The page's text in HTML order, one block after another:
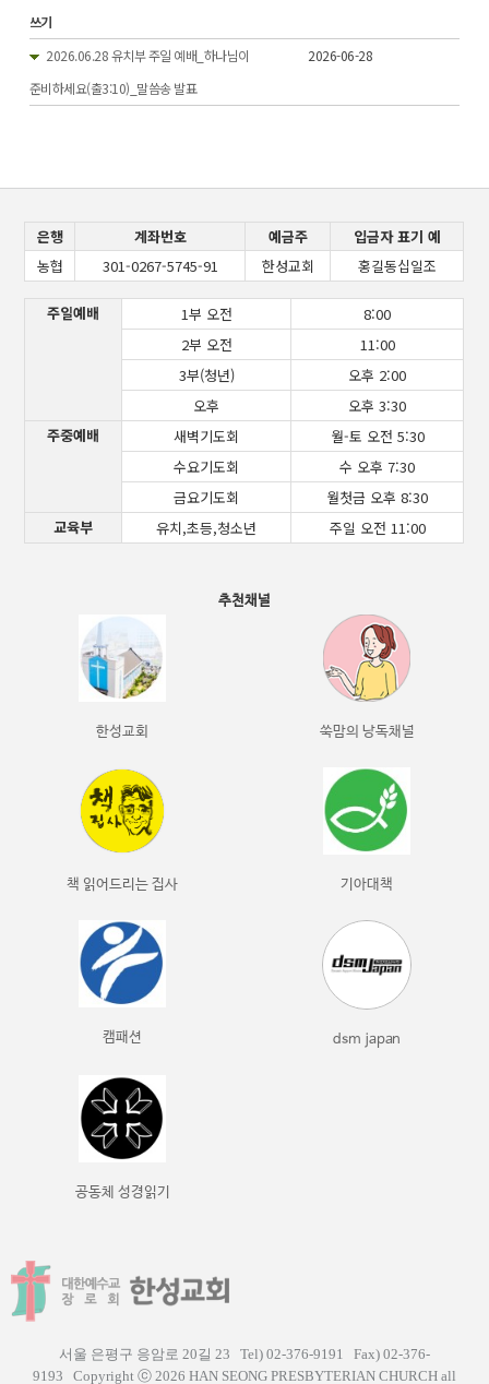
쓰기
2026.06.28 유치부 주일 예배_하나님이
준비하세요(출3:10)_말씀송 발표
2026-06-28
은행 계좌번호 예금주
입금자 표기 예
농협
301-0267-5745-91 한성교회 홍길동십일조
주일예배 1부 오전
8:00
2부 오전
11:00
3부(청년)
오후 2:00
오후
오후 3:30
주중예배
새벽기도회
월-토 오전 5:30
수요기도회
수 오후 7:30
금요기도회
월첫금 오후 8:30
교육부
유치,초등,청소년 주일 오전 11:00
추천채널
한성교회 쑥맘의 낭독채널
책 읽어드리는 집사 기아대책
캠패션 dsm japan
공동체 성경읽기
서울 은평구 응암로 20길 23 Tel) 02-376-9191 Fax) 02-376-
9193 Copyright ⓒ 2026 HAN SEONG PRESBYTERIAN CHURCH all